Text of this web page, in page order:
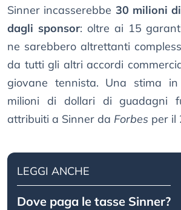
Sinner incasserebbe 30 milioni
dagli sponsor: oltre ai 15
ne sarebbero altrettanti
da tutti gli altri accordi
giovane tennista. Una stima
milioni di dollari di guadagni
attribuiti a Sinner da Forbes per il
LEGGI ANCHE
Dove paga le tasse Sinner?